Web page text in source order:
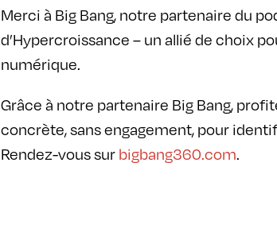
Merci à Big Bang, notre partenaire du
d’Hypercroissance – un allié de choix
numérique.
Grâce à notre partenaire Big Bang,
concrète, sans engagement, pour
Rendez-vous surbigbang360.com.